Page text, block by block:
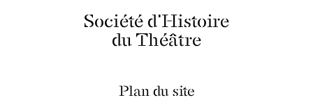
Société d'Histoire
du Théâtre
Plan du site